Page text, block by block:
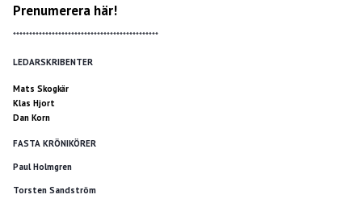
Prenumerera här!
*********************************************
LEDARSKRIBENTER
Mats Skogkär
Klas Hjort
Dan Korn
FASTA KRÖNIKÖRER
Paul Holmgren
Torsten Sandström